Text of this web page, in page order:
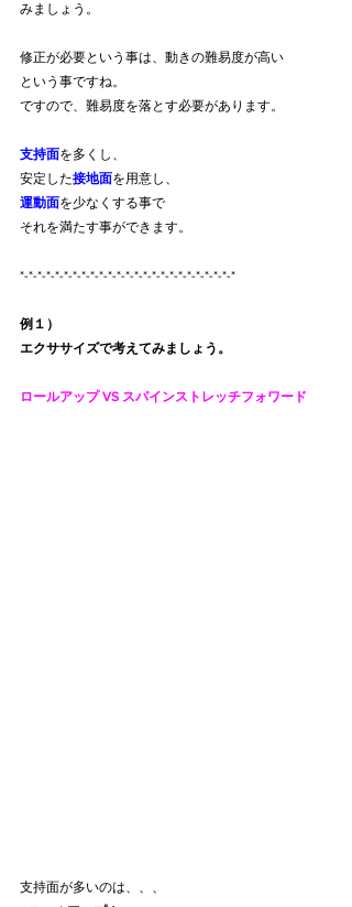
みましょう。
修正が必要という事は、動きの難易度が高い
という事ですね。
ですので、難易度を落とす必要があります。
支持面を多くし、
安定した接地面を用意し、
運動面を少なくする事で
それを満たす事ができます。
*-*-*-*-*-*-*-*-*-*-*-*-*-*-*-*-*-*-*-*-*-*-*-*-*
例１）
エクササイズで考えてみましょう。
ロールアップ VS スパインストレッチフォワード
支持面が多いのは、、、